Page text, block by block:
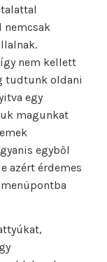
nemcsak
nem kellett
tudtunk oldani
egy
magunkat
egyből
azért érdemes